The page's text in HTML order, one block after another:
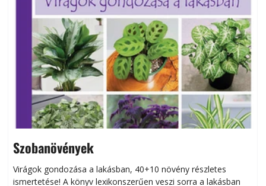
Szobanövények
Virágok gondozása a lakásban, 40+10 növény részletes
ismertetése! A könyv lexikonszerűen veszi sorra a lakásban